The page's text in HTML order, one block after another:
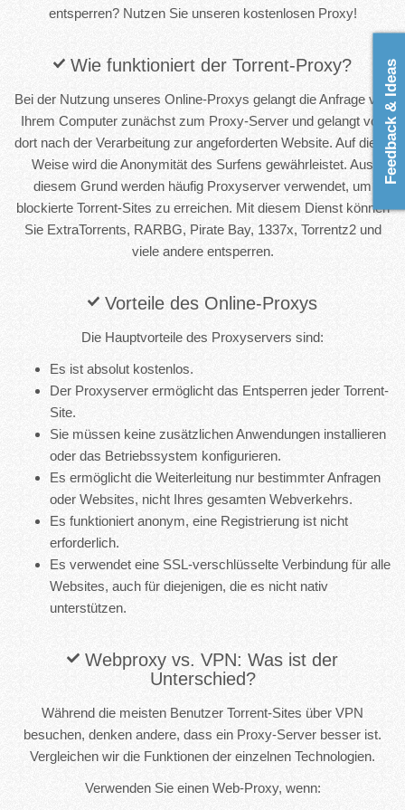
entsperren? Nutzen Sie unseren kostenlosen Proxy!
Wie funktioniert der Torrent-Proxy?
Bei der Nutzung unseres Online-Proxys gelangt die Anfrage von
Ihrem Computer zunächst zum Proxy-Server und gelangt von
dort nach der Verarbeitung zur angeforderten Website. Auf diese
Weise wird die Anonymität des Surfens gewährleistet. Aus
diesem Grund werden häufig Proxyserver verwendet, um
blockierte Torrent-Sites zu erreichen. Mit diesem Dienst können
Sie ExtraTorrents, RARBG, Pirate Bay, 1337x, Torrentz2 und
viele andere entsperren.
Vorteile des Online-Proxys
Die Hauptvorteile des Proxyservers sind:
Es ist absolut kostenlos.
Der Proxyserver ermöglicht das Entsperren jeder Torrent-
Site.
Sie müssen keine zusätzlichen Anwendungen installieren
oder das Betriebssystem konfigurieren.
Es ermöglicht die Weiterleitung nur bestimmter Anfragen
oder Websites, nicht Ihres gesamten Webverkehrs.
Es funktioniert anonym, eine Registrierung ist nicht
erforderlich.
Es verwendet eine SSL-verschlüsselte Verbindung für alle
Websites, auch für diejenigen, die es nicht nativ
unterstützen.
Webproxy vs. VPN: Was ist der
Unterschied?
Während die meisten Benutzer Torrent-Sites über VPN
besuchen, denken andere, dass ein Proxy-Server besser ist.
Vergleichen wir die Funktionen der einzelnen Technologien.
Verwenden Sie einen Web-Proxy, wenn:
Feedback & Ideas